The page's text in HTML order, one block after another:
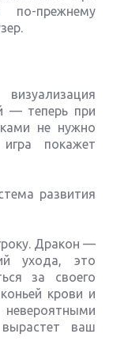
прежнему
— теперь при
не нужно
покажет
развития
Дракон —
ухода, это
за своего
крови и
ваш